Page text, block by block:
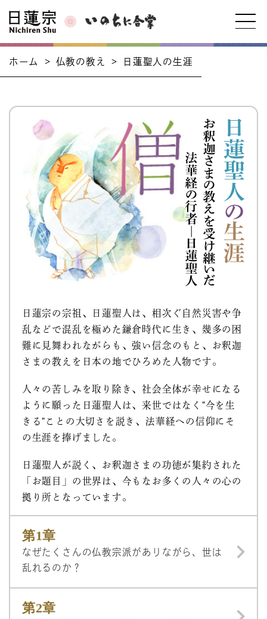
ホーム > 仏教の教え > 日蓮聖人の生涯
日蓮宗の宗祖、日蓮聖人は、相次ぐ自然災害や争
乱などで混乱を極めた鎌倉時代に生き、幾多の困
難に見舞われながらも、強い信念のもと、お釈迦
さまの教えを日本の地でひろめた人物です。
人々の苦しみを取り除き、社会全体が幸せになる
ように願った日蓮聖人は、来世ではなく"今を生
きる"ことの大切さを説き、法華経への信仰にそ
の生涯を捧げました。
日蓮聖人が説く、お釈迦さまの功徳が集約された
「お題目」の世界は、今もなお多くの人々の心の
拠り所となっています。
第1章
なぜたくさんの仏教宗派がありながら、世は
乱れるのか？
第2章